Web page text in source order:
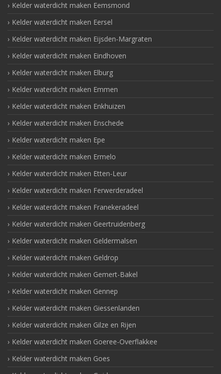
Kelder waterdicht maken Eemsmond
Kelder waterdicht maken Eersel
Kelder waterdicht maken Eijsden-Margraten
Kelder waterdicht maken Eindhoven
Kelder waterdicht maken Elburg
Kelder waterdicht maken Emmen
Kelder waterdicht maken Enkhuizen
Kelder waterdicht maken Enschede
Kelder waterdicht maken Epe
Kelder waterdicht maken Ermelo
Kelder waterdicht maken Etten-Leur
Kelder waterdicht maken Ferwerderadeel
Kelder waterdicht maken Franekeradeel
Kelder waterdicht maken Geertruidenberg
Kelder waterdicht maken Geldermalsen
Kelder waterdicht maken Geldrop
Kelder waterdicht maken Gemert-Bakel
Kelder waterdicht maken Gennep
Kelder waterdicht maken Giessenlanden
Kelder waterdicht maken Gilze en Rijen
Kelder waterdicht maken Goeree-Overflakkee
Kelder waterdicht maken Goes